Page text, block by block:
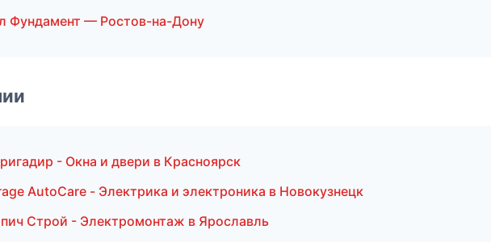
Фундамент — Ростов-на-Дону
- Окна и двери в Красноярск
AutoCare - Электрика и электроника в Новокузнецк
Строй - Электромонтаж в Ярославль